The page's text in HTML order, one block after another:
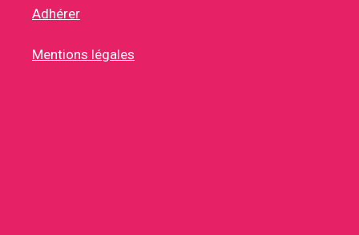
Adhérer
Mentions légales